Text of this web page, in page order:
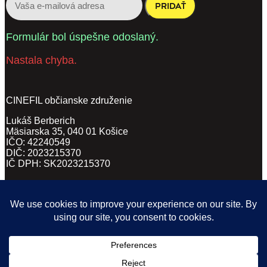
PRIDAŤ
Formulár bol úspešne odoslaný.
Nastala chyba.
CINEFIL občianske združenie
Lukáš Berberich
Mäsiarska 35, 040 01 Košice
IČO: 42240549
DIČ: 2023215370
IČ DPH: SK2023215370
ZÁSADY SPRACÚVANIA OSOBNÝCH ÚDAJOV
(DOCX, 169KB)
POVINNÉ ZVEREJŇOVANIE
(PDF)